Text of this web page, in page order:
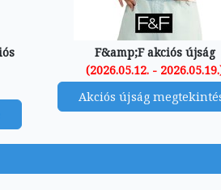
F&amp;F akciós újság
(2026.05.12. -
Akciós újság